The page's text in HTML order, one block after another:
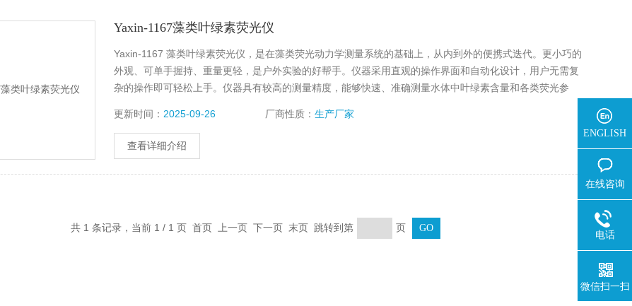
Yaxin-1167藻类叶绿素荧光仪
Yaxin-1167 藻类叶绿素荧光仪，是在藻类荧光动⼒学测量系统的基础上，从内到外的便携式迭代。更⼩巧的
外观、可单⼿握持、重量更轻，是户外实验的好帮⼿。仪器采⽤直观的操作界⾯和⾃动化设计，⽤户无需复
杂的操作即可轻松上⼿。仪器具有较⾼的测量精度，能够快速、准确测量⽔体中叶绿素含量和各类荧光参
更新时间： 2025-09-26 厂商性质：生产厂家
查看详细介绍
共 1 条记录，当前 1 / 1 页 首页 上一页 下一页 末页 跳转到第 页
ENGLISH
在线咨询
电话
微信扫一扫